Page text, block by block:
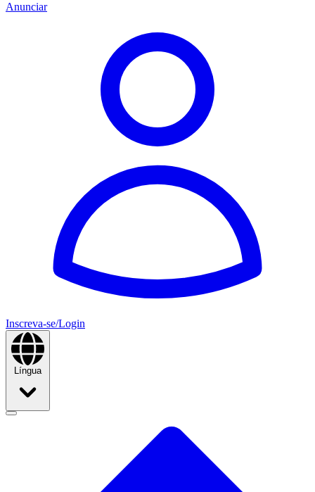
Anunciar
Inscreva-se/Login
Língua